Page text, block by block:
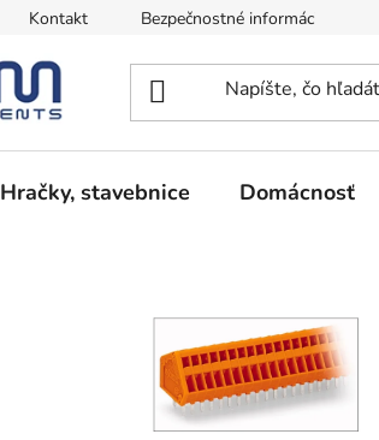
Kontakt Bezpečnostné informácie
Hračky, stavebnice Domácnosť